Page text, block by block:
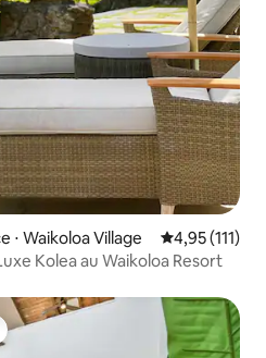
Waikoloa Village Évaluation
4,95 (111)
Kolea au Waikoloa Resort